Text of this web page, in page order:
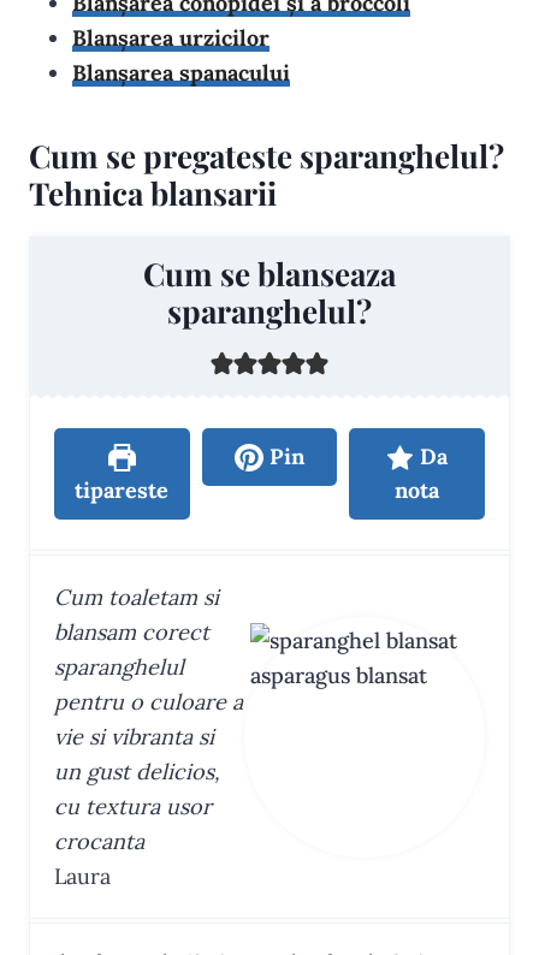
Blanșarea urzicilor
Blanșarea spanacului
Cum se pregateste sparanghelul?
Tehnica blansarii
Cum se blanseaza
sparanghelul?
tipareste
Pin
Da
nota
Cum toaletam si
blansam corect
sparanghelul
pentru o culoare a
vie si vibranta si
un gust delicios,
cu textura usor
crocanta
Laura